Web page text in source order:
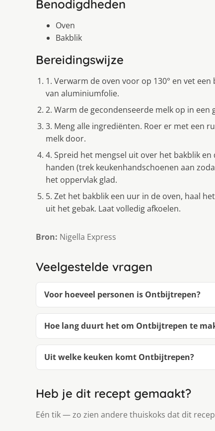
Benodigdheden
Oven
Bakblik
Bereidingswijze
1. Verwarm de oven voor op 130° en vet
van aluminiumfolie.
2. Warm de gecondenseerde melk op in een
3. Meng alle ingrediënten. Roer er met een
melk door.
4. Spreid het mengsel uit over het bakblik
handen (trek keukenhandschoenen aan
het oppervlak glad.
5. Zet het bakblik een uur in de oven, haal
uit het gebak. Laat volledig afkoelen.
Bron: Nigella Express
Veelgestelde vragen
Voor hoeveel personen is Ontbijtrepen?
Hoe lang duurt het om Ontbijtrepen te
Uit welke keuken komt Ontbijtrepen?
Heb je dit recept gemaakt?
Eén tik — zo zien andere thuiskoks dat dit